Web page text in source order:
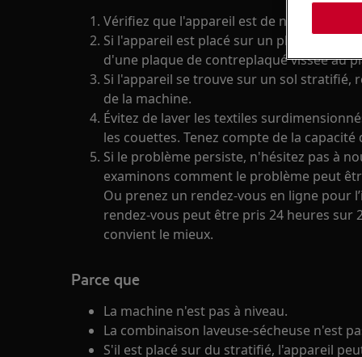
Vérifiez que l'appareil est de niveau et
Si l'appareil est placé sur un plancher en
d'une plaque de contreplaqué vissée au
Si l'appareil se trouve sur un sol stratifié,
de la machine.
Évitez de laver les textiles
les couettes. Tenez compte de la capacité
Si le problème persiste, n'hésitez pas à
examinons comment le problème peut
Ou prenez un rendez-vous en ligne pour
rendez-vous peut être pris 24 heures sur
convient le mieux.
Parce que
La machine n'est pas à niveau.
La combinaison laveuse-sécheuse n'est
S'il est placé sur du stratifié, l'appareil